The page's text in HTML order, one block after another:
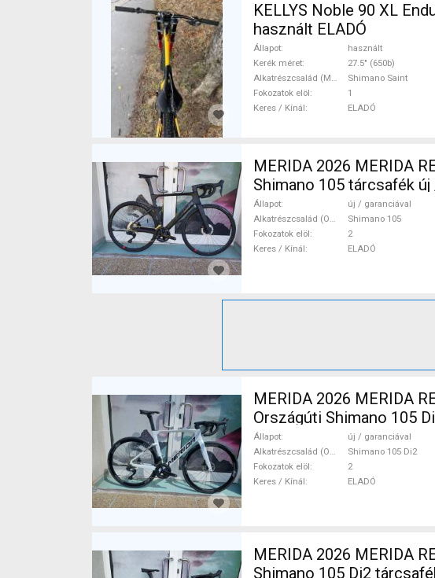
KELLYS Noble 90 XL
használt ELADÓ
Állapot
használt
Kerék méret
27.5" (650b)
Alkatrészcsalád (MTB)
Shimano Saint
Fokozatok elöl
1
Keres / Kínál
ELADÓ
MERIDA 2026 MERIDA REACTO 6000 SELYEM FEKETE (S) Országúti
Shimano 105 tárcsafék új
Állapot
új / garanciával
Alkatrészcsalád (Outi)
Shimano 105
Fokozatok elöl
2
Keres / Kínál
ELADÓ
MERIDA 2026 MERIDA
Országúti Shimano 105
Állapot
új / garanciával
Alkatrészcsalád (Outi)
Shimano 105 Di2
Fokozatok elöl
2
Keres / Kínál
ELADÓ
MERIDA 2026 MERIDA
Shimano 105 Di2